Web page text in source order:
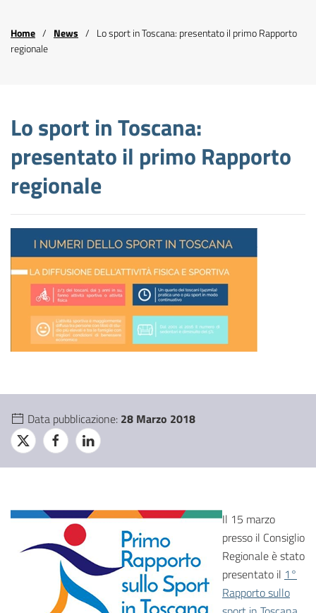
Home News
Lo sport in Toscana: presentato il primo Rapporto
regionale
Lo sport in Toscana:
presentato il primo Rapporto
regionale
Data pubblicazione: 28 Marzo 2018
Il 15 marzo
presso il Consiglio
Regionale è stato
presentato il 1°
Rapporto sullo